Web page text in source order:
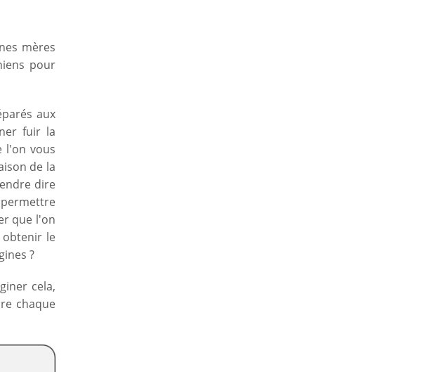
mères
pour
aux
fuir la
l'on vous
de la
dire
que l'on
obtenir le
?
cela,
chaque